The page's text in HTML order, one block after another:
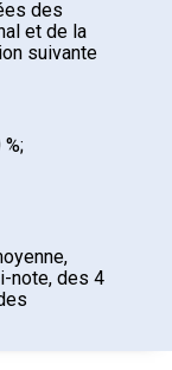
des
et de la
suivante
note, des 4